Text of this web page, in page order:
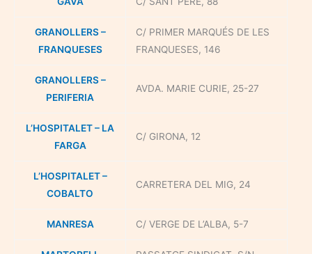
GRANOLLERS –
FRANQUESES
C/ PRIMER MARQUÉS DE LES
FRANQUESES, 146
GRANOLLERS –
PERIFERIA
AVDA. MARIE CURIE, 25-27
L’HOSPITALET – LA
FARGA
C/ GIRONA, 12
L’HOSPITALET –
COBALTO
CARRETERA DEL MIG, 24
MANRESA C/ VERGE DE L’ALBA, 5-7